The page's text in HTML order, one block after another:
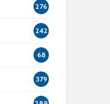
276
242
68
379